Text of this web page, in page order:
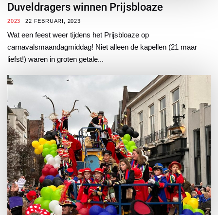
Duveldragers winnen Prijsbloaze
2023 22 FEBRUARI, 2023
Wat een feest weer tijdens het Prijsbloaze op
carnavalsmaandagmiddag! Niet alleen de kapellen (21 maar
liefst!) waren in groten getale...